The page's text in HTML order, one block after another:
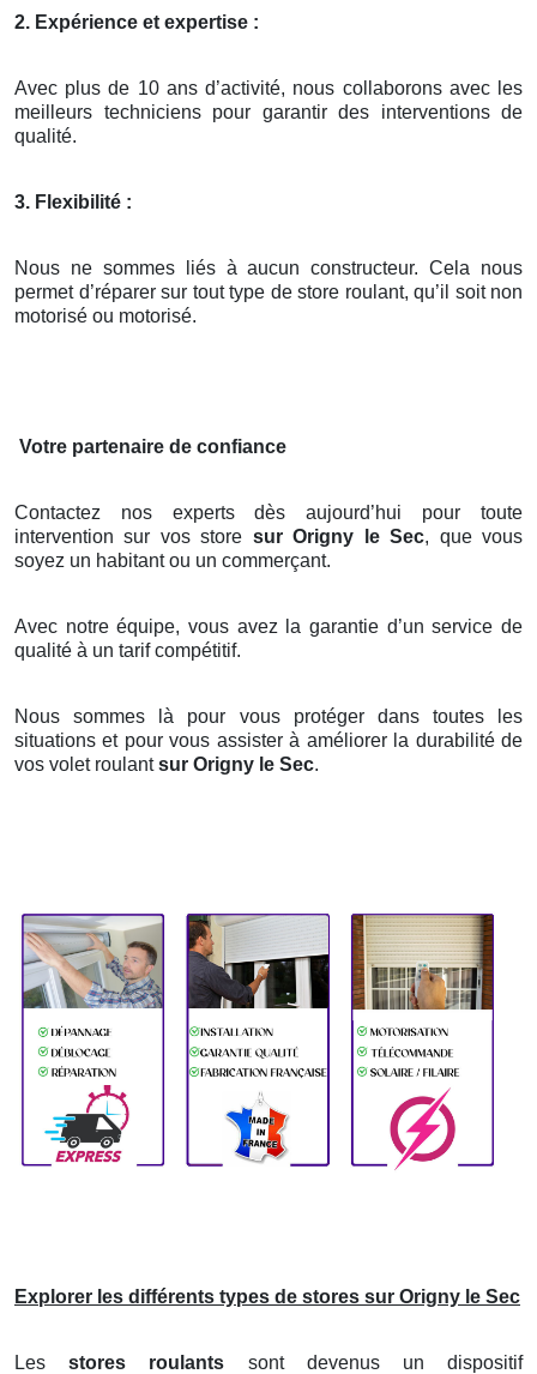
2. Expérience et expertise :
Avec plus de 10 ans d’activité, nous collaborons avec les
meilleurs techniciens pour garantir des interventions de
qualité.
3. Flexibilité :
Nous ne sommes liés à aucun constructeur. Cela nous
permet d’réparer sur tout type de store roulant, qu’il soit non
motorisé ou motorisé.
Votre partenaire de confiance
Contactez nos experts dès aujourd’hui pour toute
intervention sur vos store sur Origny le Sec, que vous
soyez un habitant ou un commerçant.
Avec notre équipe, vous avez la garantie d’un service de
qualité à un tarif compétitif.
Nous sommes là pour vous protéger dans toutes les
situations et pour vous assister à améliorer la durabilité de
vos volet roulantsur Origny le Sec.
Explorer les différents types de stores sur Origny le Sec
Lesstores roulants sont devenus un dispositif